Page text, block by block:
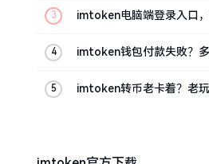
imtoken电脑端登录入口
imtoken钱包付款失败？
imtoken转币老卡着？老